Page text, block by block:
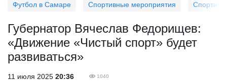
Футбол в Самаре Спортивные мероприятия
Губернатор Вячеслав Федорищев:
«Движение «Чистый спорт» будет
развиваться»
11 июля 2025 20:36 1040